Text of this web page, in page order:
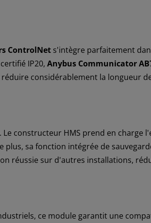
ControlNet s'intègre parfaitement
IP20, Anybus Communicator
considérablement la longueur
constructeur HMS prend en charge
plus, sa fonction intégrée de
réussie sur d'autres installations,
ce module garantit une